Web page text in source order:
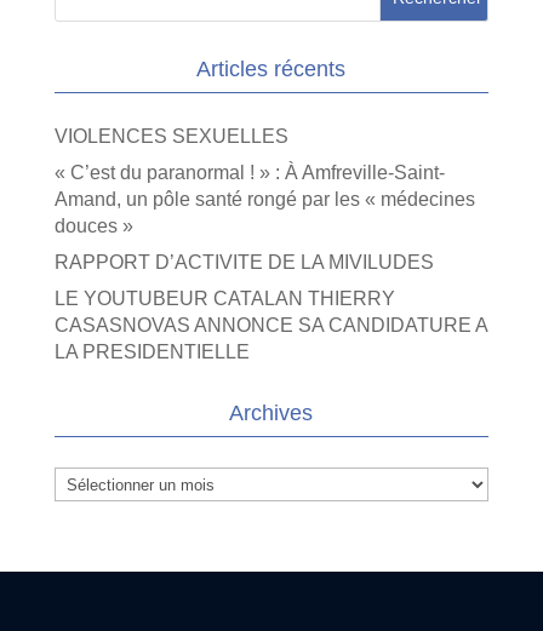
Articles récents
VIOLENCES SEXUELLES
« C’est du paranormal ! » : À Amfreville-Saint-
Amand, un pôle santé rongé par les « médecines
douces »
RAPPORT D’ACTIVITE DE LA MIVILUDES
LE YOUTUBEUR CATALAN THIERRY
CASASNOVAS ANNONCE SA CANDIDATURE A
LA PRESIDENTIELLE
Archives
Archives